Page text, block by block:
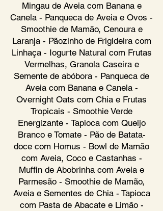
Mingau de Aveia com Banana e
Canela - Panqueca de Aveia e Ovos -
Smoothie de Mamão, Cenoura e
Laranja - Pãozinho de Frigideira com
Linhaça - Iogurte Natural com Frutas
Vermelhas, Granola Caseira e
Semente de abóbora - Panqueca de
Aveia com Banana e Canela -
Overnight Oats com Chia e Frutas
Tropicais - Smoothie Verde
Energizante - Tapioca com Queijo
Branco e Tomate - Pão de Batata-
doce com Homus - Bowl de Mamão
com Aveia, Coco e Castanhas -
Muffin de Abobrinha com Aveia e
Parmesão - Smoothie de Mamão,
Aveia e Sementes de Chia - Tapioca
com Pasta de Abacate e Limão -